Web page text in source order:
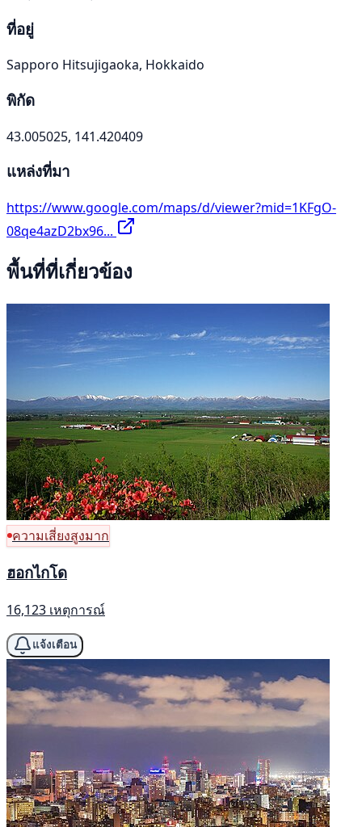
ที่อยู่
Sapporo Hitsujigaoka, Hokkaido
พิกัด
43.005025, 141.420409
แหล่งที่มา
https://www.google.com/maps/d/viewer?mid=1KFgO-
08qe4azD2bx96...
พื้นที่ที่เกี่ยวข้อง
ความเสี่ยงสูงมาก
ฮอกไกโด
16,123 เหตุการณ์
แจ้งเตือน